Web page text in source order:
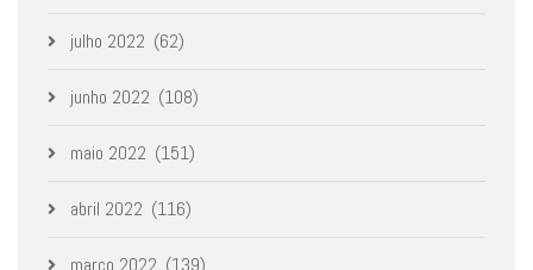
julho 2022 (62)
junho 2022 (108)
maio 2022 (151)
abril 2022 (116)
março 2022 (139)